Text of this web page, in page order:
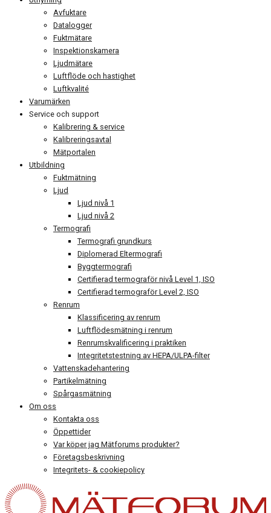
Avfuktare
Datalogger
Fuktmätare
Inspektionskamera
Ljudmätare
Luftflöde och hastighet
Luftkvalité
Varumärken
Service och support
Kalibrering & service
Kalibreringsavtal
Mätportalen
Utbildning
Fuktmätning
Ljud
Ljud nivå 1
Ljud nivå 2
Termografi
Termografi grundkurs
Diplomerad Eltermografi
Byggtermografi
Certifierad termograför nivå Level 1, ISO
Certifierad termograför Level 2, ISO
Renrum
Klassificering av renrum
Luftflödesmätning i renrum
Renrumskvalificering i praktiken
Integritetstestning av HEPA/ULPA-filter
Vattenskadehantering
Partikelmätning
Spårgasmätning
Om oss
Kontakta oss
Öppettider
Var köper jag Mätforums produkter?
Företagsbeskrivning
Integritets- & cookiepolicy